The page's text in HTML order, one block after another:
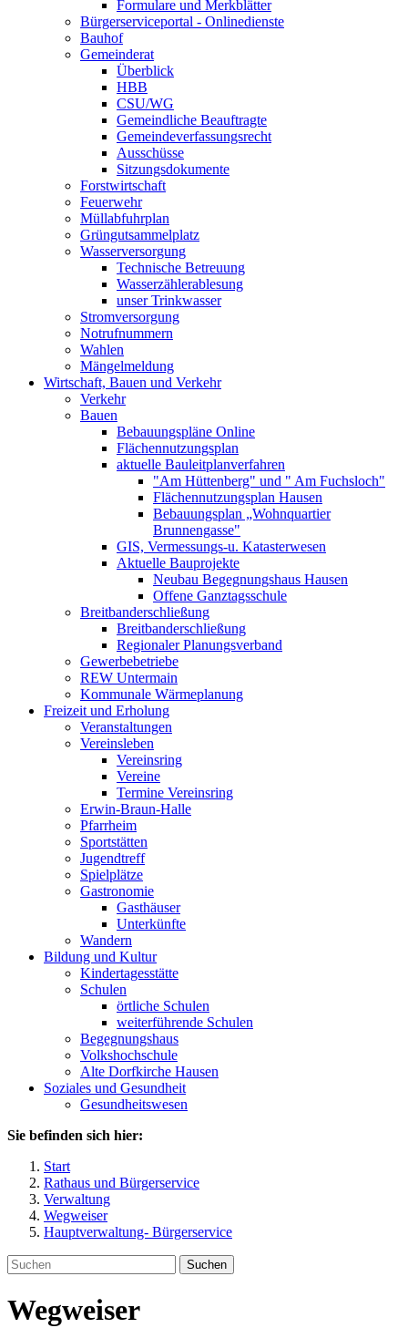
Formulare und Merkblätter
Bürgerserviceportal - Onlinedienste
Bauhof
Gemeinderat
Überblick
HBB
CSU/WG
Gemeindliche Beauftragte
Gemeindeverfassungsrecht
Ausschüsse
Sitzungsdokumente
Forstwirtschaft
Feuerwehr
Müllabfuhrplan
Grüngutsammelplatz
Wasserversorgung
Technische Betreuung
Wasserzählerablesung
unser Trinkwasser
Stromversorgung
Notrufnummern
Wahlen
Mängelmeldung
Wirtschaft, Bauen und Verkehr
Verkehr
Bauen
Bebauungspläne Online
Flächennutzungsplan
aktuelle Bauleitplanverfahren
"Am Hüttenberg" und " Am Fuchsloch"
Flächennutzungsplan Hausen
Bebauungsplan „Wohnquartier
Brunnengasse"
GIS, Vermessungs-u. Katasterwesen
Aktuelle Bauprojekte
Neubau Begegnungshaus Hausen
Offene Ganztagsschule
Breitbanderschließung
Breitbanderschließung
Regionaler Planungsverband
Gewerbebetriebe
REW Untermain
Kommunale Wärmeplanung
Freizeit und Erholung
Veranstaltungen
Vereinsleben
Vereinsring
Vereine
Termine Vereinsring
Erwin-Braun-Halle
Pfarrheim
Sportstätten
Jugendtreff
Spielplätze
Gastronomie
Gasthäuser
Unterkünfte
Wandern
Bildung und Kultur
Kindertagesstätte
Schulen
örtliche Schulen
weiterführende Schulen
Begegnungshaus
Volkshochschule
Alte Dorfkirche Hausen
Soziales und Gesundheit
Gesundheitswesen
Sie befinden sich hier:
Start
Rathaus und Bürgerservice
Verwaltung
Wegweiser
Hauptverwaltung- Bürgerservice
Suchen
Wegweiser